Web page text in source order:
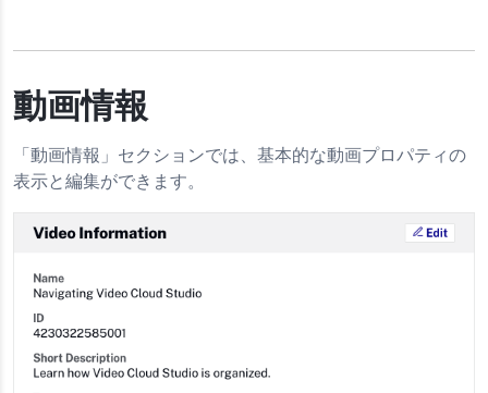
動画情報
「動画情報」セクションでは、基本的な動画プロパティの
表示と編集ができます。